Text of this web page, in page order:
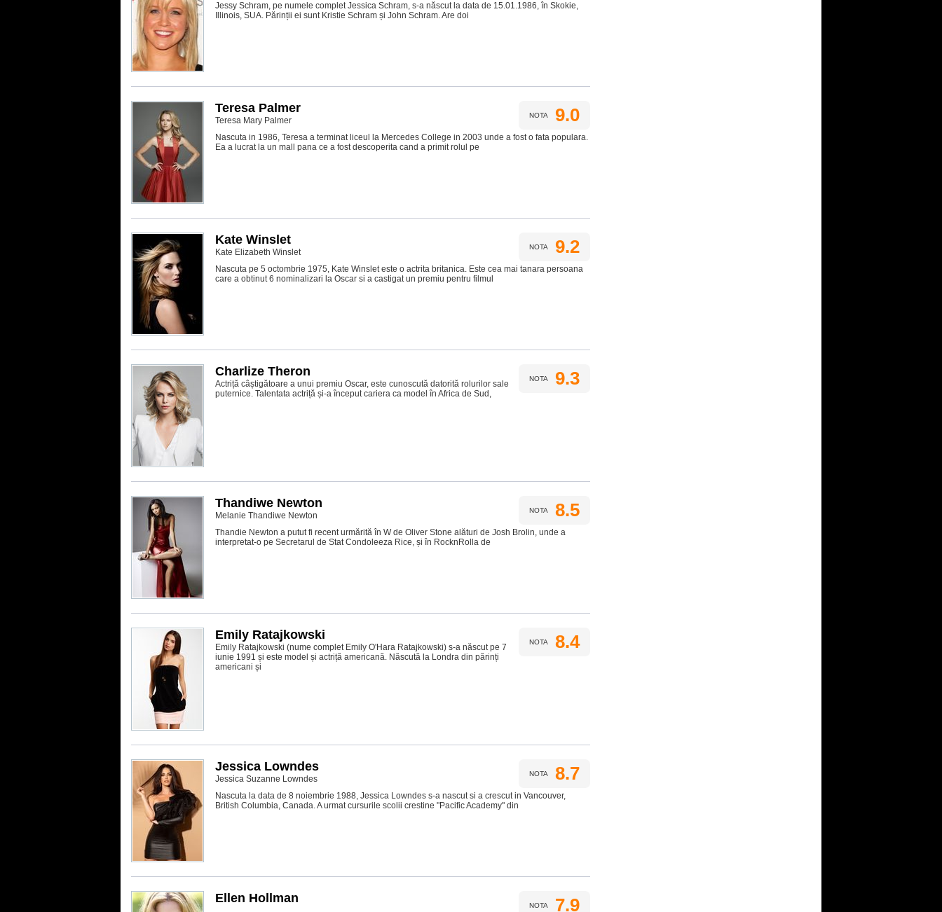
Jessy Schram, pe numele complet Jessica Schram, s-a născut la data de 15.01.1986, în Skokie,
Illinois, SUA. Părinții ei sunt Kristie Schram și John Schram. Are doi
NOTA 9.0
Teresa Palmer
Teresa Mary Palmer
Nascuta in 1986, Teresa a terminat liceul la Mercedes College in 2003 unde a fost o fata populara.
Ea a lucrat la un mall pana ce a fost descoperita cand a primit rolul pe
NOTA 9.2
Kate Winslet
Kate Elizabeth Winslet
Nascuta pe 5 octombrie 1975, Kate Winslet este o actrita britanica. Este cea mai tanara persoana
care a obtinut 6 nominalizari la Oscar si a castigat un premiu pentru filmul
NOTA 9.3
Charlize Theron
Actriță câștigătoare a unui premiu Oscar, este cunoscută datorită rolurilor sale
puternice. Talentata actriță și-a început cariera ca model în Africa de Sud,
NOTA 8.5
Thandiwe Newton
Melanie Thandiwe Newton
Thandie Newton a putut fi recent urmărită în W de Oliver Stone alături de Josh Brolin, unde a
interpretat-o pe Secretarul de Stat Condoleeza Rice, și în RocknRolla de
NOTA 8.4
Emily Ratajkowski
Emily Ratajkowski (nume complet Emily O'Hara Ratajkowski) s-a născut pe 7
iunie 1991 și este model și actriță americană. Născută la Londra din părinți
americani și
NOTA 8.7
Jessica Lowndes
Jessica Suzanne Lowndes
Nascuta la data de 8 noiembrie 1988, Jessica Lowndes s-a nascut si a crescut in Vancouver,
British Columbia, Canada. A urmat cursurile scolii crestine "Pacific Academy" din
NOTA 7.9
Ellen Hollman